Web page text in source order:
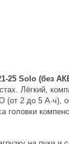
25 Solo (без
Лёгкий,
(от 2 до 5
головки